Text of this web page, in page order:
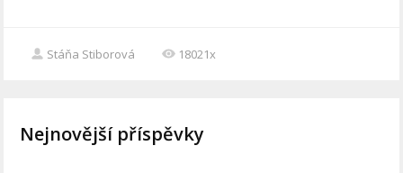
Stáňa Stiborová 18021x
Nejnovější příspěvky